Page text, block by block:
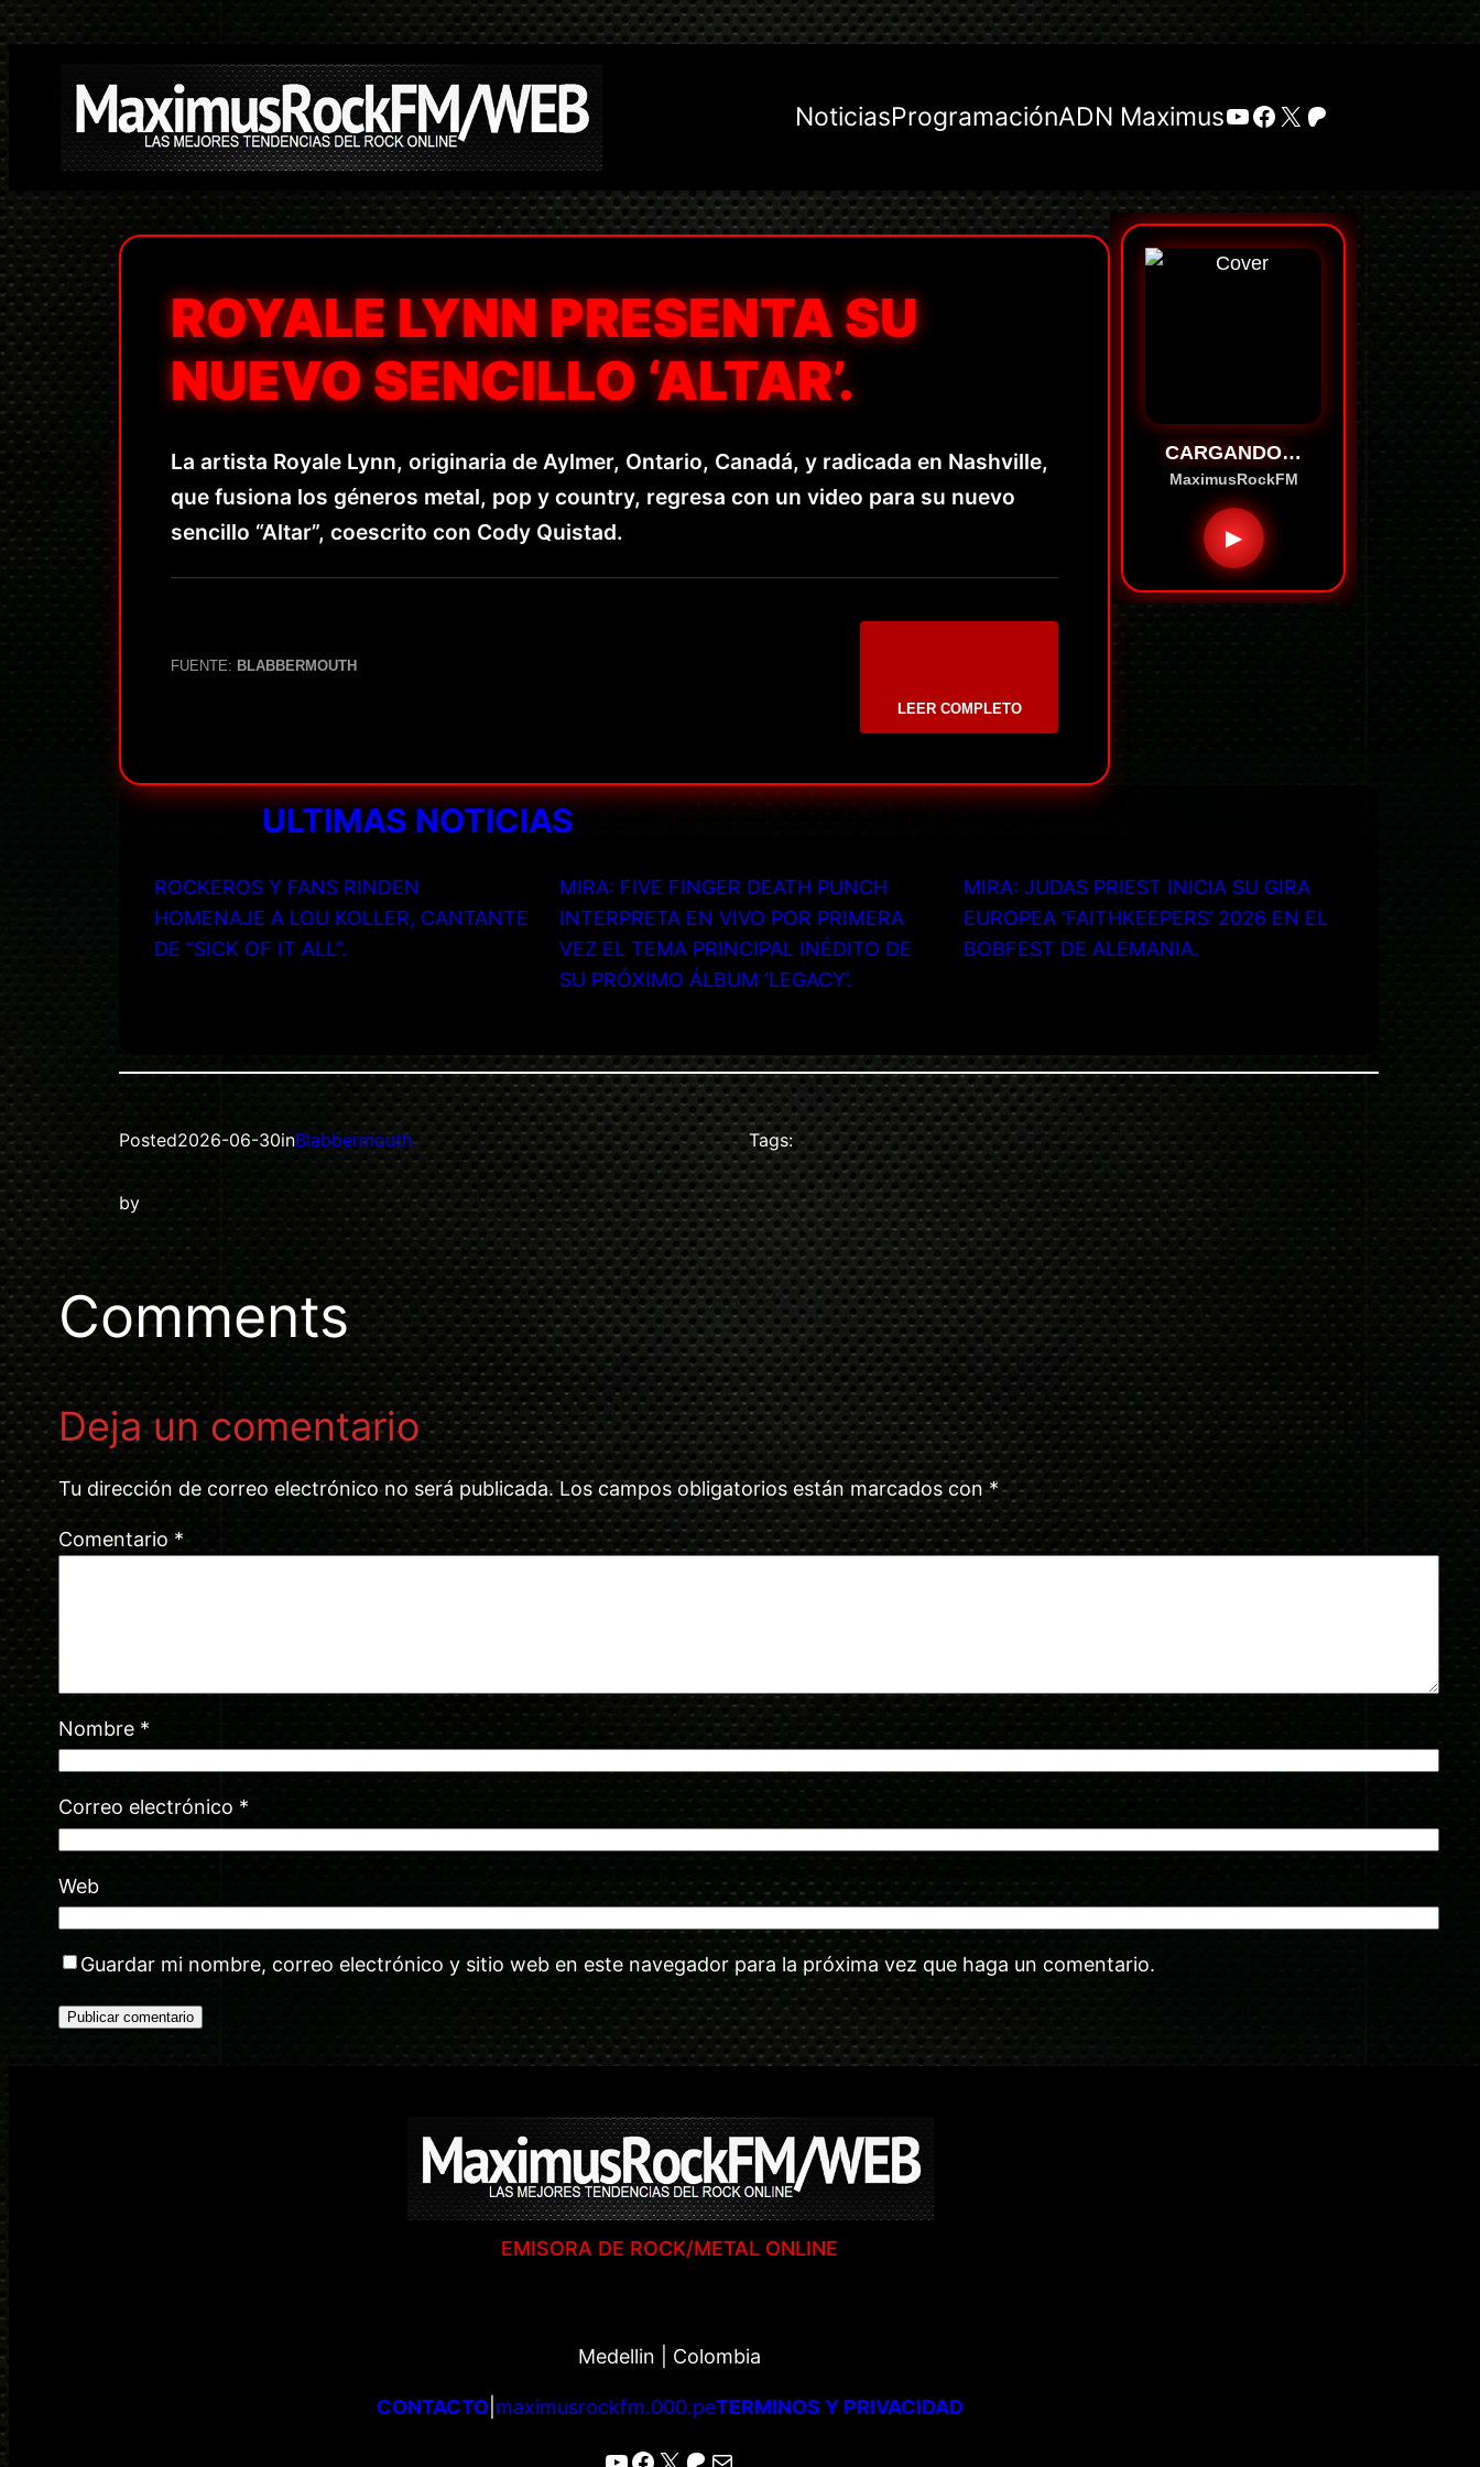
Saltar
contenido
NoticiasProgramaciónADN MaximusYouTube
Facebook
X Patreon
ROYALE LYNN PRESENTA SU
NUEVO SENCILLO ‘ALTAR’.
La artista Royale Lynn, originaria de Aylmer, Ontario, Canadá, y radicada en Nashville,
que fusiona los géneros metal, pop y country, regresa con un video para su nuevo
sencillo “Altar”, coescrito con Cody Quistad.
FUENTE: BLABBERMOUTH
LEER COMPLETO
CARGANDO…
MaximusRockFM
▶
ULTIMAS NOTICIAS
ROCKEROS Y FANS RINDEN
HOMENAJE A LOU KOLLER, CANTANTE
DE “SICK OF IT ALL”.
MIRA: FIVE FINGER DEATH PUNCH
INTERPRETA EN VIVO POR PRIMERA
VEZ EL TEMA PRINCIPAL INÉDITO DE
SU PRÓXIMO ÁLBUM ‘LEGACY’.
MIRA: JUDAS PRIEST INICIA SU GIRA
EUROPEA ‘FAITHKEEPERS’ 2026 EN EL
BOBFEST DE ALEMANIA.
Posted2026-06-30inBlabbermouth
by
Tags:
Comments
Deja un comentario
Tu dirección de correo electrónico no será publicada. Los campos obligatorios están marcados con*
Comentario *
Nombre *
Correo electrónico *
Web
Guardar mi nombre, correo electrónico y sitio web en este navegador para la próxima vez que haga un comentario.
EMISORA DE ROCK/METAL ONLINE
Medellin | Colombia
CONTACTO| maximusrockfm.000.peTERMINOS Y PRIVACIDAD